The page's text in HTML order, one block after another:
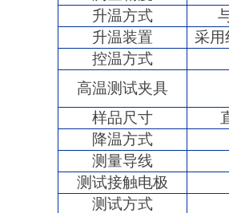
升温方式
升温装置
采用
控温方式
高温测试夹具
样品尺寸
降温方式
测量导线
测试接触电极
测试方式